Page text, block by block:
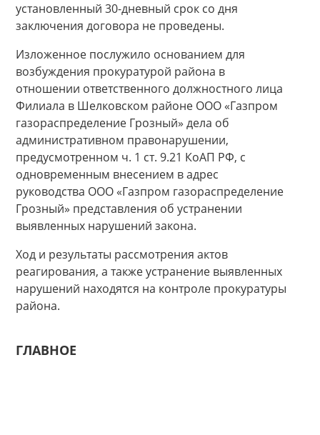
установленный 30-дневный срок со дня
заключения договора не проведены.
Изложенное послужило основанием для
возбуждения прокуратурой района в
отношении ответственного должностного лица
Филиала в Шелковском районе ООО «Газпром
газораспределение Грозный» дела об
административном правонарушении,
предусмотренном ч. 1 ст. 9.21 КоАП РФ, с
одновременным внесением в адрес
руководства ООО «Газпром газораспределение
Грозный» представления об устранении
выявленных нарушений закона.
Ход и результаты рассмотрения актов
реагирования, а также устранение выявленных
нарушений находятся на контроле прокуратуры
района.
ГЛАВНОЕ